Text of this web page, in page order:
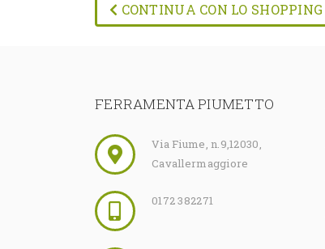
CONTINUA CON LO SHOPPING
FERRAMENTA PIUMETTO
Via Fiume, n.9,12030,
Cavallermaggiore
0172 382271